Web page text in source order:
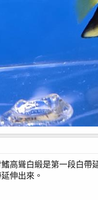
高聳白緞是第一段白帶
伸出來。